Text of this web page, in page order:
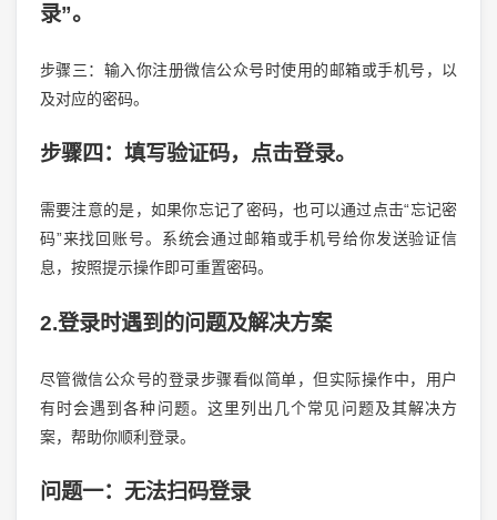
录”。
步骤三：输入你注册微信公众号时使用的邮箱或手机号，以
及对应的密码。
步骤四：填写验证码，点击登录。
需要注意的是，如果你忘记了密码，也可以通过点击“忘记密
码”来找回账号。系统会通过邮箱或手机号给你发送验证信
息，按照提示操作即可重置密码。
2.登录时遇到的问题及解决方案
尽管微信公众号的登录步骤看似简单，但实际操作中，用户
有时会遇到各种问题。这里列出几个常见问题及其解决方
案，帮助你顺利登录。
问题一：无法扫码登录